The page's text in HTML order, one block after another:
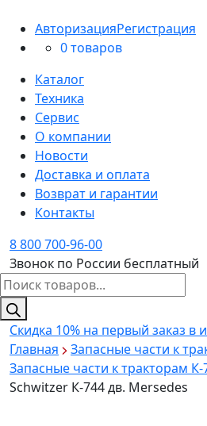
АвторизацияРегистрация
0 товаров
Каталог
Техника
Сервис
О компании
Новости
Доставка и оплата
Возврат и гарантии
Контакты
8 800 700-96-00
Звонок по России бесплатный
Поиск
товаров
Скидка 10% на первый заказ в
Главная
Запасные части к
Запасные части к тракторам К-
Schwitzer К-744 дв. Mersedes